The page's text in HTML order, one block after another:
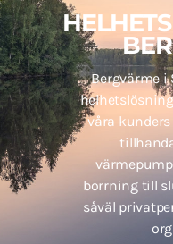
Bergvärme i
våra
borrning till
såväl